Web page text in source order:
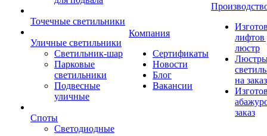
Точечные светильники
Уличные светильники
Светильник-шар
Парковые
светильники
Подвесные
уличные
Споты
Светодиодные
Компания
Сертификаты
Новости
Блог
Вакансии
лифтов
люстр
на заказ
заказ